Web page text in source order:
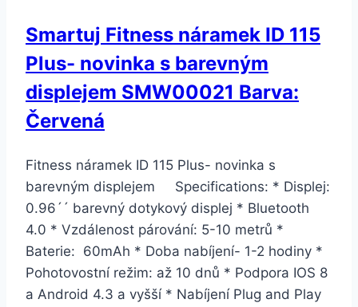
Smartuj Fitness náramek ID 115
Plus- novinka s barevným
displejem SMW00021 Barva:
Červená
Fitness náramek ID 115 Plus- novinka s
barevným displejem Specifications: * Displej:
0.96´´ barevný dotykový displej * Bluetooth
4.0 * Vzdálenost párování: 5-10 metrů *
Baterie: 60mAh * Doba nabíjení- 1-2 hodiny *
Pohotovostní režim: až 10 dnů * Podpora IOS 8
a Android 4.3 a vyšší * Nabíjení Plug and Play